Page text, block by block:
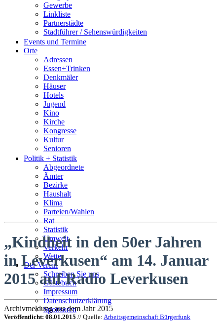
Gewerbe
Linkliste
Partnerstädte
Stadtführer / Sehenswürdigkeiten
Stadtplan
Sport
Who is who
Wohnen
Events und Termine
Orte
Adressen
Essen+Trinken
Denkmäler
Häuser
Hotels
Jugend
Kino
Kirche
Kongresse
Kultur
Senioren
Stadtführer
Straßen
Politik + Statistik
Abgeordnete
Ämter
Bezirke
Haushalt
Klima
Parteien/Wahlen
Rat
Statistik
Umwelt
Verkehr
Wetter
Der Verein
Schreiben Sie uns
Gästebuch
Impressum
Datenschutzerklärung
Sponsoren
„Kindheit in den 50er Jahren
in Leverkusen“ am 14. Januar
2015 auf Radio Leverkusen
Archivmeldung aus dem Jahr 2015
Veröffentlicht: 08.01.2015 // Quelle: Arbeitsgemeinschaft Bürgerfunk